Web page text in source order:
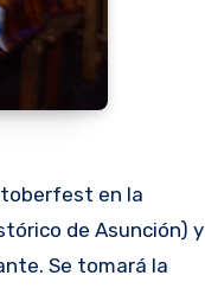
en la
de Asunción) y
Se tomará la